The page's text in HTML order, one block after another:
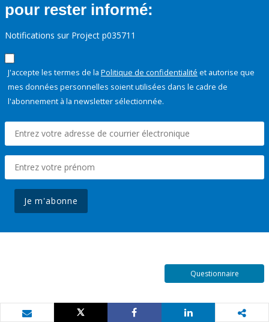
pour rester informé:
Notifications sur Project p035711
J'accepte les termes de la Politique de confidentialité et autorise que
mes données personnelles soient utilisées dans le cadre de
l'abonnement à la newsletter sélectionnée.
Je m'abonne
Questionnaire